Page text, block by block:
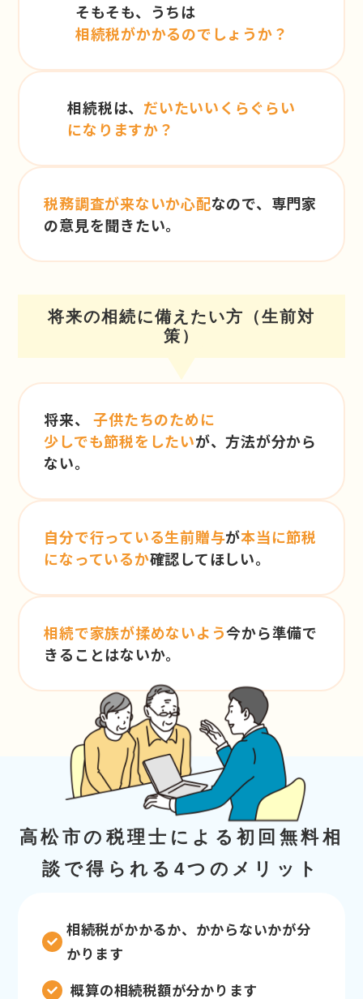
そもそも、うちは
相続税がかかるのでしょうか？
相続税は、 だいたいいくらぐらい
になりますか？
税務調査が来ないか心配なので、専門家
の意見を聞きたい。
将来の相続に備えたい方（生前対
策）
将来、
子供たちのために
少しでも節税をしたいが、方法が分から
ない。
自分で行っている生前贈与が本当に節税
になっているか確認してほしい。
相続で家族が揉めないよう今から準備で
きることはないか。
高松市の税理士による初回無料相
談で得られる4つのメリット
相続税がかかるか、かからないかが分
かります
概算の相続税額が分かります